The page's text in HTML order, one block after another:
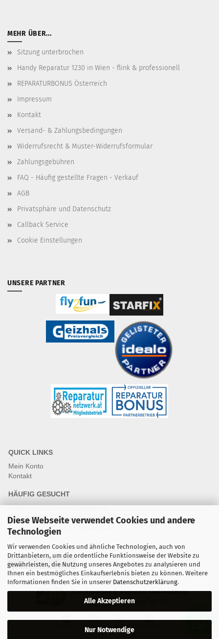
Diese Webseite verwendet Cookies und andere
Technologien
Wir verwenden Cookies und ähnliche Technologien, auch von
Drittanbietern, um die ordentliche Funktionsweise der Website zu
gewährleisten, die Nutzung unseres Angebotes zu analysieren und
Ihnen ein bestmögliches Einkaufserlebnis bieten zu können. Weitere
Informationen finden Sie in unserer Datenschutzerklärung.
Alle Akzeptieren
Nur Notwendige
MEHR ÜBER...
Sitzung unterbrochen
Handy Reparatur 1230 in Wien - flink & professionell
REPARATURBONUS Österreich
Impressum
Kontakt
Versand- & Zahlungsbedingungen
Widerrufsrecht & Muster-Widerrufsformular
Zahlungsgebühren
FAQ - Häufig gestellte Fragen - Verkauf
AGB
Privatsphäre und Datenschutz
Callback Service
Cookie Einstellungen
UNSERE PARTNER
QUICK LINKS
Mein Konto
Kontakt
HÄUFIG GESUCHT
Fragen und Antworten Webshop
Fragen & Antworten Reparatur
Qualitätsstandards für Ersatzteile
Reparaturablauf
Vertrag widerrufen
Zertifizierter & sicherer Onlineshop
Kostenloser Versand ab 30 €